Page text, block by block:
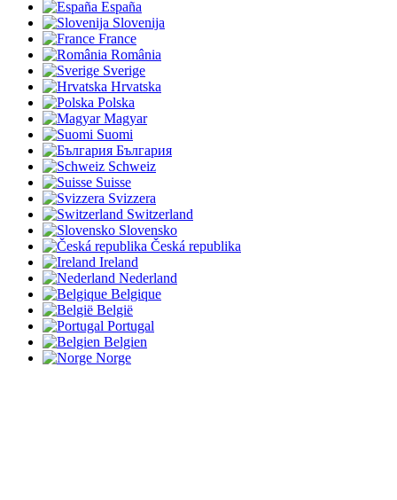
España
Slovenija
France
România
Sverige
Hrvatska
Polska
Magyar
Suomi
България
Schweiz
Suisse
Svizzera
Switzerland
Slovensko
Česká republika
Ireland
Nederland
Belgique
België
Portugal
Belgien
Norge